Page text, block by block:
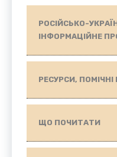
РОСІЙСЬКО-
ІНФОРМАЦІЙНЕ
РЕСУРСИ,
ЩО ПОЧИТАТИ